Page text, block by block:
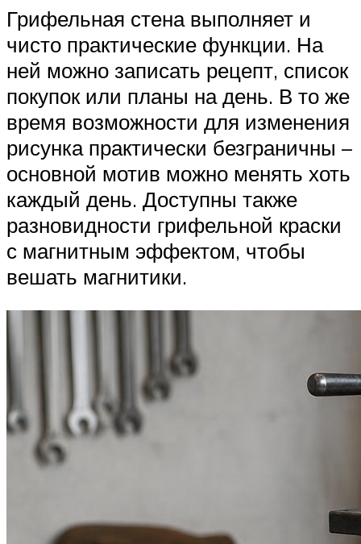
Грифельная стена выполняет и
чисто практические функции. На
ней можно записать рецепт, список
покупок или планы на день. В то же
время возможности для изменения
рисунка практически безграничны –
основной мотив можно менять хоть
каждый день. Доступны также
разновидности грифельной краски
с магнитным эффектом, чтобы
вешать магнитики.